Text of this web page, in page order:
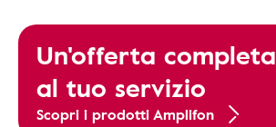
Un'offerta completa
al tuo servizio
Scopri i prodotti Amplifon